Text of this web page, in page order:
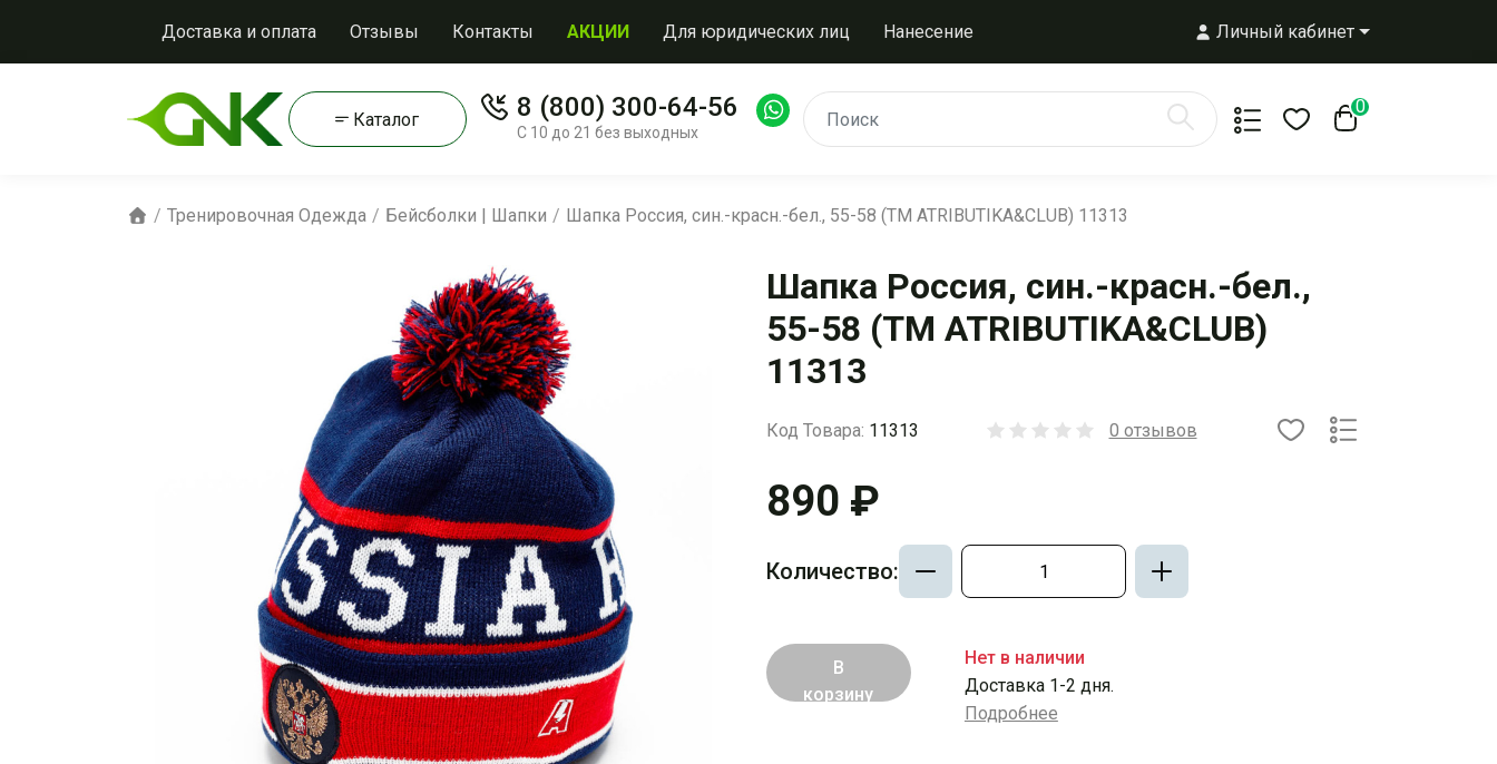
Доставка и оплата Отзывы Контакты АКЦИИ Для юридических лиц Нанесение Личный кабинет
Каталог 8 (800) 300-64-56
С 10 до 21 без выходных
0
Тренировочная Одежда Бейсболки | Шапки Шапка Россия, син.-красн.-бел., 55-58 (ТМ ATRIBUTIKA&CLUB) 11313
Шапка Россия, син.-красн.-бел.,
55-58 (ТМ ATRIBUTIKA&CLUB)
11313
Код Товара: 11313 0 отзывов
890 ₽
Количество:
В
корзину
Нет в наличии
Доставка 1-2 дня.
Подробнее